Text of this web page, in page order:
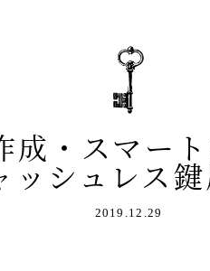
・スマー
ッシュレス
2019.12.29